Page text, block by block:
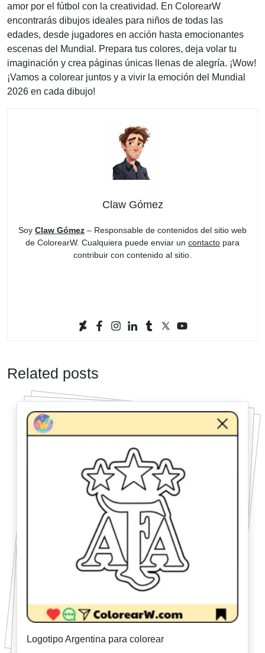
amor por el fútbol con la creatividad. En ColorearW
encontrarás dibujos ideales para niños de todas las
edades, desde jugadores en acción hasta emocionantes
escenas del Mundial. Prepara tus colores, deja volar tu
imaginación y crea páginas únicas llenas de alegría. ¡Wow!
¡Vamos a colorear juntos y a vivir la emoción del Mundial
2026 en cada dibujo!
Claw Gómez
Soy Claw Gómez – Responsable de contenidos del sitio web
de ColorearW. Cualquiera puede enviar un contacto para
contribuir con contenido al sitio.
Related posts
Logotipo Argentina para colorear